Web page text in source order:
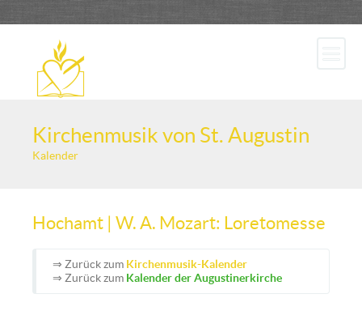
Kirchenmusik von St. Augustin
Kalender
Hochamt | W. A. Mozart: Loretomesse
⇒ Zurück zum Kirchenmusik-Kalender
⇒ Zurück zum Kalender der Augustinerkirche